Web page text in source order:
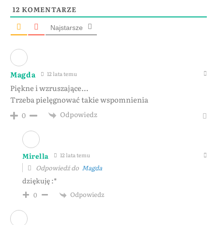
12 KOMENTARZE
Najstarsze
Magda 12 lata temu
Piękne i wzruszające…
Trzeba pielęgnować takie wspomnienia
0 Odpowiedz
Mirella 12 lata temu
Odpowiedź do Magda
dziękuję :*
0 Odpowiedz